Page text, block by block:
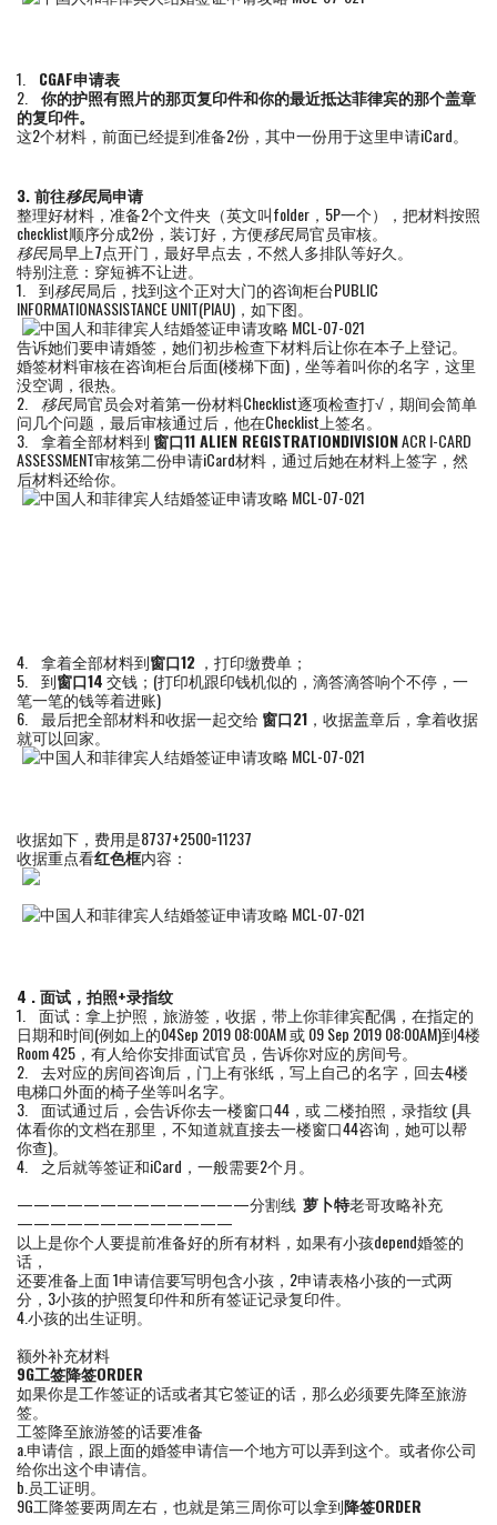
1. CGAF申请表
2. 你的护照有照片的那页复印件和你的最近抵达菲律宾的那个盖章
的复印件。
这2个材料，前面已经提到准备2份，其中一份用于这里申请iCard。
3.前往移民局申请
整理好材料，准备2个文件夹（英文叫folder，5P一个），把材料按照
checklist顺序分成2份，装订好，方便移民局官员审核。
移民局早上7点开门，最好早点去，不然人多排队等好久。
特别注意：穿短裤不让进。
1. 到移民局后，找到这个正对大门的咨询柜台PUBLIC
INFORMATIONASSISTANCE UNIT(PIAU)，如下图。
告诉她们要申请婚签，她们初步检查下材料后让你在本子上登记。
婚签材料审核在咨询柜台后面(楼梯下面)，坐等着叫你的名字，这里
没空调，很热。
2. 移民局官员会对着第一份材料Checklist逐项检查打√，期间会简单
问几个问题，最后审核通过后，他在Checklist上签名。
3. 拿着全部材料到 窗口11ALIEN REGISTRATIONDIVISIONACR I-CARD
ASSESSMENT审核第二份申请iCard材料，通过后她在材料上签字，然
后材料还给你。
4. 拿着全部材料到窗口12 ，打印缴费单；
5. 到窗口14交钱；(打印机跟印钱机似的，滴答滴答响个不停，一
笔一笔的钱等着进账)
6. 最后把全部材料和收据一起交给窗口21 ，收据盖章后，拿着收据
就可以回家。
收据如下，费用是8737+2500=11237
收据重点看红色框内容：
4 .面试，拍照+录指纹
1. 面试：拿上护照，旅游签，收据，带上你菲律宾配偶，在指定的
日期和时间(例如上的04Sep 2019 08:00AM 或 09 Sep 2019 08:00AM)到4楼
Room 425，有人给你安排面试官员，告诉你对应的房间号。
2. 去对应的房间咨询后，门上有张纸，写上自己的名字，回去4楼
电梯口外面的椅子坐等叫名字。
3. 面试通过后，会告诉你去一楼窗口44，或 二楼拍照，录指纹 (具
体看你的文档在那里，不知道就直接去一楼窗口44咨询，她可以帮
你查)。
4. 之后就等签证和iCard，一般需要2个月。
——————————————分割线 萝卜特老哥攻略补充
—————————————
以上是你个人要提前准备好的所有材料，如果有小孩depend婚签的
话，
还要准备上面 1申请信要写明包含小孩，2申请表格小孩的一式两
分，3小孩的护照复印件和所有签证记录复印件。
4.小孩的出生证明。
额外补充材料
9G工签降签ORDER
如果你是工作签证的话或者其它签证的话，那么必须要先降至旅游
签。
工签降至旅游签的话要准备
a.申请信，跟上面的婚签申请信一个地方可以弄到这个。或者你公司
给你出这个申请信。
b.员工证明。
9G工降签要两周左右，也就是第三周你可以拿到降签ORDER